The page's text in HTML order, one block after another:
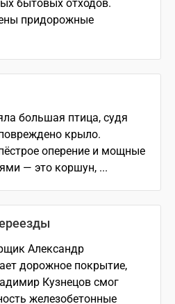
бытовых отходов.
придорожные
большая птица, судя
крыло.
оперение и мощные
— это коршун, ...
Александр
дорожное покрытие,
Кузнецов смог
железобетонные